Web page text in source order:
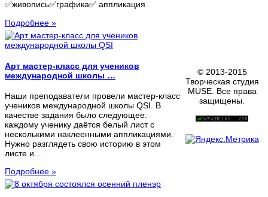
✅живопись✅графика✅ аппликация
Подробнее »
Арт мастер-класс для учеников
международной школы …
Наши преподаватели провели мастер-класс
учеников международной школы QSI. В
качестве задания было следующее:
каждому ученику даётся белый лист с
несколькими наклеенными аппликациями.
Нужно разглядеть свою историю в этом
листе и...
Подробнее »
© 2013-2015
Творческая студия
MUSE. Все права
защищены.